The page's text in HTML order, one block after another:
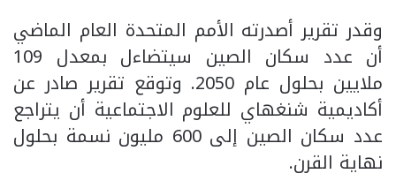
وقدر تقرير أصدرته الأمم المتحدة العام الماضي
أن عدد سكان الصين سيتضاءل بمعدل 109
ملايين بحلول عام 2050. وتوقع تقرير صادر عن
أكاديمية شنغهاي للعلوم الاجتماعية أن يتراجع
عدد سكان الصين إلى 600 مليون نسمة بحلول
نهاية القرن.